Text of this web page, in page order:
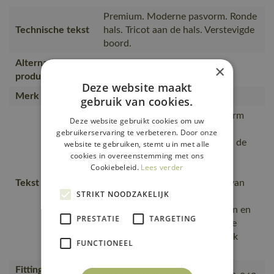
Technische tekst
Premium. Moderne pasvorm. Ronde
hals. Tricot aan de hals. Verstevigde
boord.
Alternatieve
producten
Merk MASCOT®
Tekst usp
Moderne, comfortabele pasvorm
met een optimale
bewegingsvrijheid., De naad in de
nek is afgezet met een zacht
materiaal om irritaties te
voorkomen., Bij de productie van
biologisch katoen wordt geen
gebruik gemaakt van pesticiden en
chemicaliën., geweven in single
jersey., Zacht en licht natuurlijk
Fitting
×
Deze website maakt
gebruik van cookies.
Deze website gebruikt cookies om uw
gebruikerservaring te verbeteren. Door onze
website te gebruiken, stemt u in met alle
cookies in overeenstemming met ons
Cookiebeleid. Lees verder
STRIKT NOODZAKELIJK
PRESTATIE TARGETING
FUNCTIONEEL